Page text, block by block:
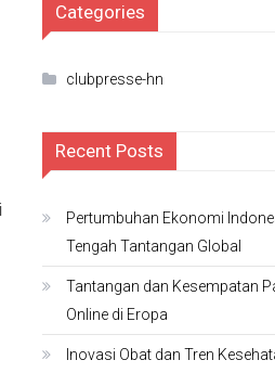
Categories
clubpresse-hn
Recent Posts
Pertumbuhan Ekonomi
Tengah Tantangan Global
Tantangan dan Kesempatan
Online di Eropa
Inovasi Obat dan Tren